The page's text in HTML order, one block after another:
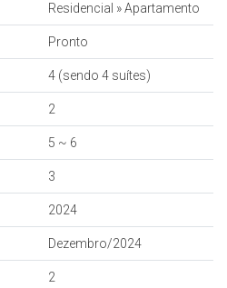
Residencial »Apartamento
Pronto
4 (sendo 4 suítes)
2
5 ~ 6
3
2024
Dezembro/2024
2